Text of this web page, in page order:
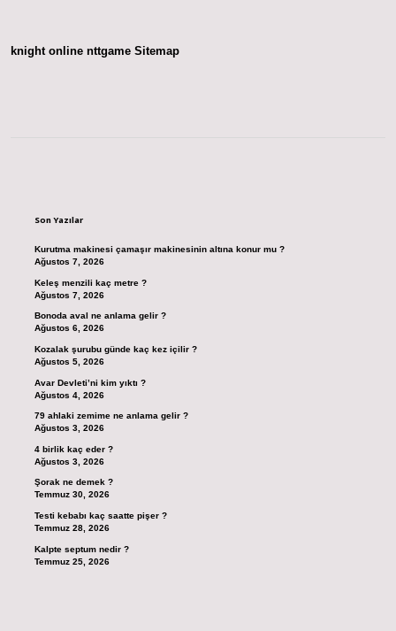
knight online nttgame Sitemap
Son Yazılar
Kurutma makinesi çamaşır makinesinin altına konur mu ?
Ağustos 7, 2026
Keleş menzili kaç metre ?
Ağustos 7, 2026
Bonoda aval ne anlama gelir ?
Ağustos 6, 2026
Kozalak şurubu günde kaç kez içilir ?
Ağustos 5, 2026
Avar Devleti’ni kim yıktı ?
Ağustos 4, 2026
79 ahlaki zemime ne anlama gelir ?
Ağustos 3, 2026
4 birlik kaç eder ?
Ağustos 3, 2026
Şorak ne demek ?
Temmuz 30, 2026
Testi kebabı kaç saatte pişer ?
Temmuz 28, 2026
Kalpte septum nedir ?
Temmuz 25, 2026